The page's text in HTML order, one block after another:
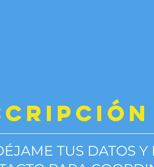
TUS DATOS